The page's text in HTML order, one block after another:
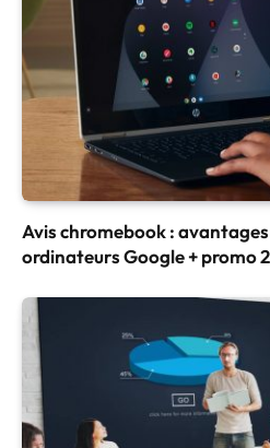
Avis chromebook :
ordinateurs Google + promo